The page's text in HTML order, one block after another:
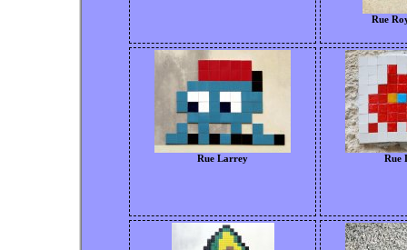
Rue
Rue Larrey Rue